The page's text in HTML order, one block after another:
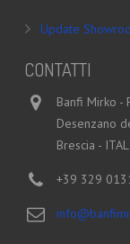
Update
CONTATTI
Banfi Mirko -
Desenzano
Brescia -
+39 329